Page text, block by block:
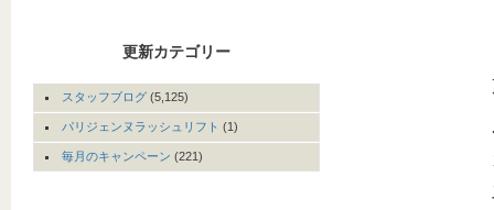
更新カテゴリー
スタッフブログ (5,125)
パリジェンヌラッシュリフト (1)
毎月のキャンペーン (221)